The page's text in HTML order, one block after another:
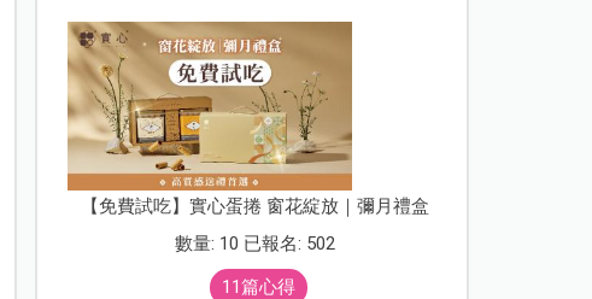
【免費試吃】實心蛋捲 窗花綻放｜彌月禮盒
數量: 10 已報名: 502
11篇心得